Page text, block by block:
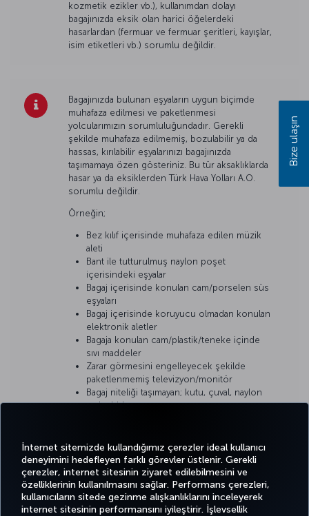
İnternet sitemizde kullandığımız çerezler ideal kullanıcı
deneyimini hedefleyen farklı görevler üstlenir. Gerekli
çerezler, internet sitesinin ziyaret edilebilmesini ve
özelliklerinin kullanılmasını sağlar. Performans çerezleri,
kullanıcıların sitede gezinme alışkanlıklarını inceleyerek
internet sitesinin performansını iyileştirir. İşlevsellik
kozmetik ezikler vb.), kullanımdan dolayı
bagajınızda eksik olan harici öğelerdeki
hasarlardan (fermuar ve fermuar şeritleri, kayışlar,
isim etiketleri vb.) sorumlu değildir.
Bagajınızda bulunan eşyaların uygun biçimde
muhafaza edilmesi ve paketlenmesi
yolcularımızın sorumluluğundadır. Gerekli
şekilde muhafaza edilmemiş, bozulabilir ya da
hassas, kırılabilir eşyalarınızı bagajınızda
taşımamaya özen gösteriniz. Bu tür aksaklıklarda
hasar ya da eksiklerden Türk Hava Yolları A.O.
sorumlu değildir.
Örneğin;
Bez kılıf içerisinde muhafaza edilen müzik
aleti
Bant ile tutturulmuş naylon poşet
içerisindeki eşyalar
Bagaj içerisinde konulan cam/porselen süs
eşyaları
Bagaj içerisinde koruyucu olmadan konulan
elektronik aletler
Bagaja konulan cam/plastik/teneke içinde
sıvı maddeler
Zarar görmesini engelleyecek şekilde
paketlenmemiş televizyon/monitör
Bagaj niteliği taşımayan; kutu, çuval, naylon
torba bidon
TwitterFacebook
Instagram
YoutubeLinkedIn
TiktokBlogPinterest
Bize ulaşın